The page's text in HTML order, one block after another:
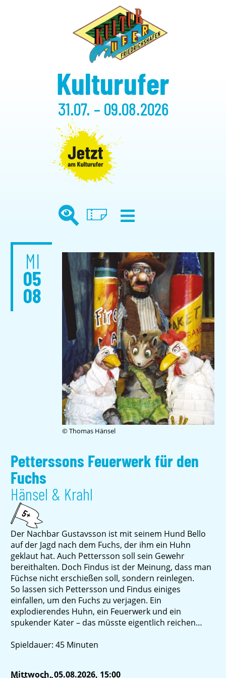
Kulturufer
31.07. – 09.08.2026
MI
05
08
© Thomas Hänsel
Petterssons Feuerwerk für den
Fuchs
Hänsel & Krahl
5+
Der Nachbar Gustavsson ist mit seinem Hund Bello
auf der Jagd nach dem Fuchs, der ihm ein Huhn
geklaut hat. Auch Pettersson soll sein Gewehr
bereithalten. Doch Findus ist der Meinung, dass man
Füchse nicht erschießen soll, sondern reinlegen.
So lassen sich Pettersson und Findus einiges
einfallen, um den Fuchs zu verjagen. Ein
explodierendes Huhn, ein Feuerwerk und ein
spukender Kater – das müsste eigentlich reichen…
Spieldauer: 45 Minuten
Mittwoch, 05.08.2026, 15:00